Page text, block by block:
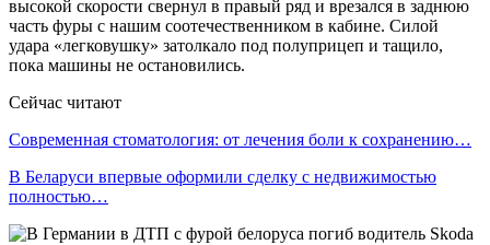
высокой скорости свернул в правый ряд и врезался в заднюю
часть фуры с нашим соотечественником в кабине. Силой
удара «легковушку» затолкало под полуприцеп и тащило,
пока машины не остановились.
Сейчас читают
Современная стоматология: от лечения боли к сохранению…
В Беларуси впервые оформили сделку с недвижимостью
полностью…